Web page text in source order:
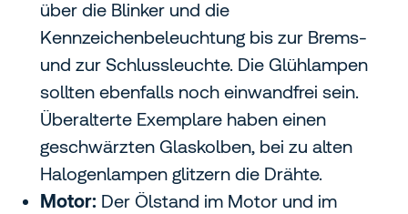
über die Blinker und die
Kennzeichenbeleuchtung bis zur Brems-
und zur Schlussleuchte. Die Glühlampen
sollten ebenfalls noch einwandfrei sein.
Überalterte Exemplare haben einen
geschwärzten Glaskolben, bei zu alten
Halogenlampen glitzern die Drähte.
Motor: Der Ölstand im Motor und im